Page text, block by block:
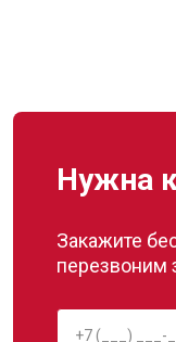
Нужна
Закажите
перезвоним